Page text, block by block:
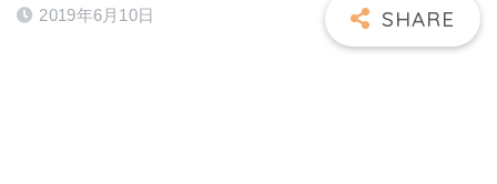
2019年6月10日